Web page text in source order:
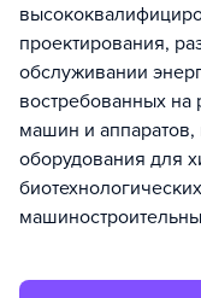
проектирования,
обслуживании
востребованных на
машин и
оборудования для